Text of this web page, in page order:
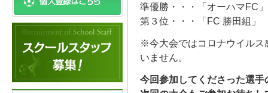
準優勝・・・「オーハマFC」
第３位・・・「FC 勝田組」
※今大会ではコロナウイルス
いません。
今回参加してくださった選